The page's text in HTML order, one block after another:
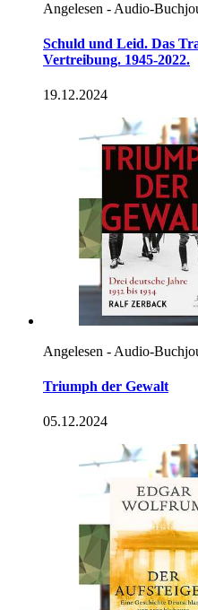
Angelesen - Audio-
Schuld und Leid. Das
Vertreibung. 1945-2022.
19.12.2024
Angelesen - Audio-
Triumph der Gewalt
05.12.2024